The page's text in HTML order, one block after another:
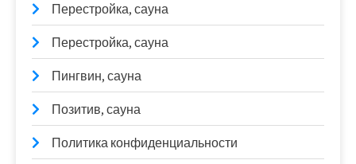
Перестройка, сауна
Перестройка, сауна
Пингвин, сауна
Позитив, сауна
Политика конфиденциальности